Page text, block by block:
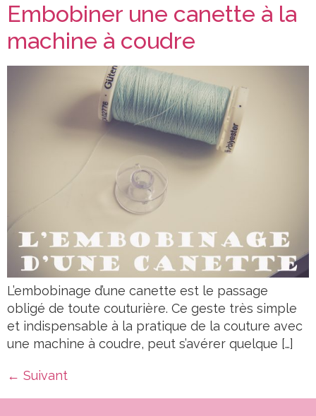
Embobiner une canette à la
machine à coudre
L’embobinage d’une canette est le passage
obligé de toute couturière. Ce geste très simple
et indispensable à la pratique de la couture avec
une machine à coudre, peut s’avérer quelque […]
← Suivant